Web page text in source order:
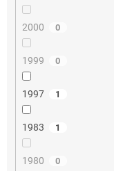
2000 0
1999 0
1997 1
1983 1
1980 0